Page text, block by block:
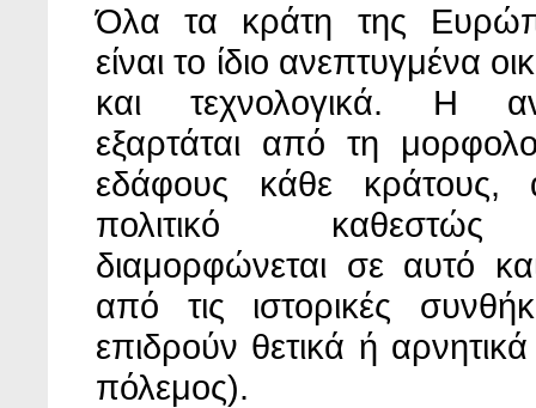
Όλα τα κράτη της
είναι το ίδιο ανεπτυγμένα
και τεχνολογικά. Η
εξαρτάται από τη
εδάφους κάθε κράτους,
πολιτικό
διαμορφώνεται σε αυτό
από τις ιστορικές
επιδρούν θετικά ή
πόλεμος).